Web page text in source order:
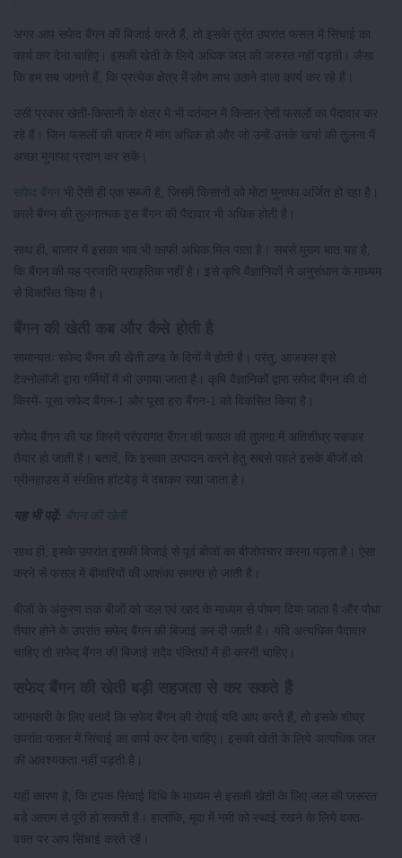
अगर आप सफेद बैंगन की बिजाई करते हैं, तो इसके तुरंत उपरांत फसल में सिंचाई का
कार्य कर देना चाहिए। इसकी खेती के लिये अधिक जल की जरुरत नहीं पड़ती। जैसा
कि हम सब जानते हैं, कि प्रत्येक क्षेत्र में लोग लाभ उठाने वाला कार्य कर रहे हैं।
उसी प्रकार खेती-किसानी के क्षेत्र में भी वर्तमान में किसान ऐसी फसलों का पैदावार कर
रहे हैं। जिन फसलों की बाजार में मांग अधिक हो और जो उन्हें उनके खर्चा की तुलना में
अच्छा मुनाफा प्रदान कर सकें।
सफेद बैंगन भी ऐसी ही एक सब्जी है, जिसमें किसानों को मोटा मुनाफा अर्जित हो रहा है।
काले बैंगन की तुलनात्मक इस बैंगन की पैदावार भी अधिक होती है।
साथ ही, बाजार में इसका भाव भी काफी अधिक मिल पाता है। सबसे मुख्य बात यह है,
कि बैंगन की यह प्रजाति प्राकृतिक नहीं है। इसे कृषि वैज्ञानिकों ने अनुसंधान के माध्यम
से विकसित किया है।
सामान्यतः सफेद बैंगन की खेती ठण्ड के दिनों में होती है। परंतु, आजकल इसे
टेक्नोलॉजी द्वारा गर्मियों में भी उगाया जाता है। कृषि वैज्ञानिकों द्वारा सफेद बैंगन की दो
किस्में- पूसा सफेद बैंगन-1 और पूसा हरा बैंगन-1 को विकसित किया है।
सफेद बैंगन की यह किस्में परंपरागत बैंगन की फसल की तुलना में अतिशीघ्र पककर
तैयार हो जाती है। बतादें, कि इसका उत्पादन करने हेतु सबसे पहले इसके बीजों को
ग्रीनहाउस में संरक्षित हॉटबेड़ में दबाकर रखा जाता है।
यह भी पढ़ें: बैंगन की खेती
साथ ही, इसके उपरांत इसकी बिजाई से पूर्व बीजों का बीजोपचार करना पड़ता है। ऐसा
करने से फसल में बीमारियों की आशंका समाप्त हो जाती है।
बीजों के अंकुरण तक बीजों को जल एवं खाद के माध्यम से पोषण दिया जाता है और पौधा
तैयार होने के उपरांत सफेद बैंगन की बिजाई कर दी जाती है। यदि अत्यधिक पैदावार
चाहिए तो सफेद बैंगन की बिजाई सदैव पंक्तियों में ही करनी चाहिए।
जानकारी के लिए बतादें कि सफेद बैंगन की रोपाई यदि आप करते हैं, तो इसके शीघ्र
उपरांत फसल में सिंचाई का कार्य कर देना चाहिए। इसकी खेती के लिये अत्यधिक जल
की आवश्यकता नहीं पड़ती है।
यही कारण है, कि टपक सिंचाई विधि के माध्यम से इसकी खेती के लिए जल की जरूरत
बड़े आराम से पूरी हो सकती है। हालांकि, मृदा में नमी को स्थाई रखने के लिये वक्त-
वक्त पर आप सिंचाई करते रहें।